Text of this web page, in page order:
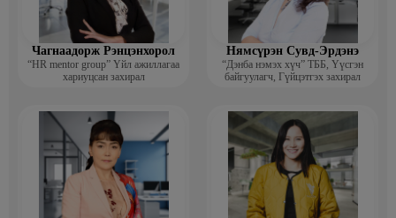
Чагнаадорж Рэнцэнхорол
“HR mentor group” Үйл ажиллагаа
хариуцсан захирал
Нямсүрэн Сувд-Эрдэнэ
“Дэнба нэмэх хүч” ТББ, Үүсгэн
байгуулагч, Гүйцэтгэх захирал